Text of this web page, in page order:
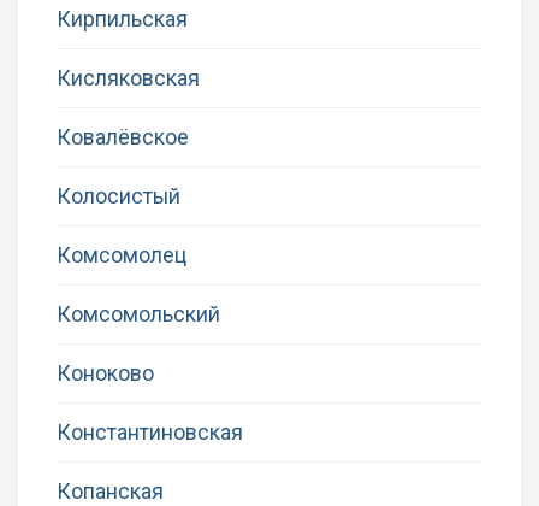
Кирпильская
Кисляковская
Ковалёвское
Колосистый
Комсомолец
Комсомольский
Коноково
Константиновская
Копанская